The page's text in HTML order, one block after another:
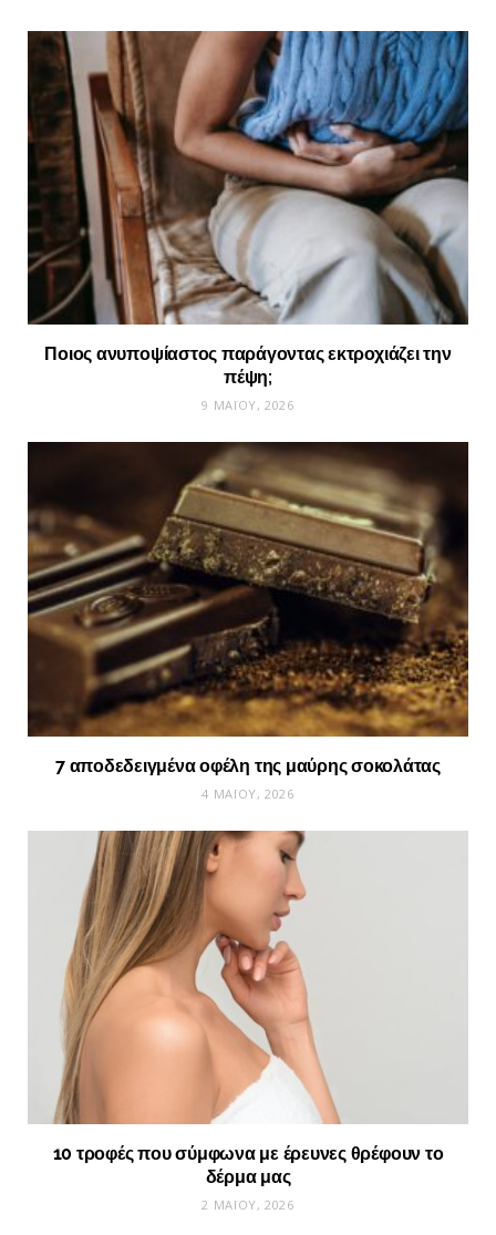
Ποιος ανυποψίαστος παράγοντας εκτροχιάζει την
πέψη;
9 ΜΑΪ́ΟΥ, 2026
7 αποδεδειγμένα οφέλη της μαύρης σοκολάτας
4 ΜΑΪ́ΟΥ, 2026
10 τροφές που σύμφωνα με έρευνες θρέφουν το
δέρμα μας
2 ΜΑΪ́ΟΥ, 2026